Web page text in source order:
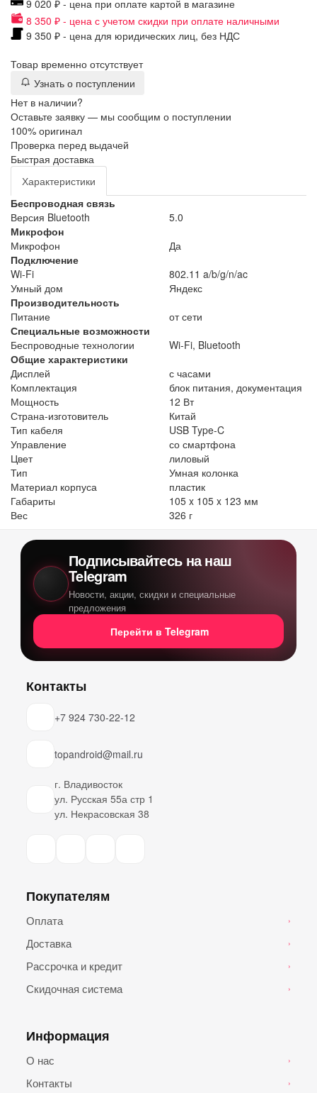
9 020 ₽ - цена при оплате картой в магазине
8 350 ₽ - цена с учетом скидки при оплате наличными
9 350 ₽ - цена для юридических лиц, без НДС
Товар временно отсутствует
Узнать о поступлении
Нет в наличии?
Оставьте заявку — мы сообщим о поступлении
100% оригинал
Проверка перед выдачей
Быстрая доставка
Характеристики
Беспроводная связь
Версия Bluetooth
5.0
Микрофон
Микрофон
Да
Подключение
Wi-Fi
802.11 a/b/g/n/ac
Умный дом
Яндекс
Производительность
Питание
от сети
Специальные возможности
Беспроводные технологии
Wi-Fi, Bluetooth
Общие характеристики
Дисплей
с часами
Комплектация
блок питания, документация
Мощность
12 Вт
Страна-изготовитель
Китай
Тип кабеля
USB Type-C
Управление
со смартфона
Цвет
лиловый
Тип
Умная колонка
Материал корпуса
пластик
Габариты
105 x 105 x 123 мм
Вес
326 г
Подписывайтесь на наш
Telegram
Новости, акции, скидки и специальные
предложения
Перейти в Telegram
Контакты
+7 924 730-22-12
topandroid@mail.ru
г. Владивосток
ул. Русская 55а стр 1
ул. Некрасовская 38
Покупателям
Оплата ›
Доставка ›
Рассрочка и кредит ›
Скидочная система ›
Информация
О нас ›
Контакты ›